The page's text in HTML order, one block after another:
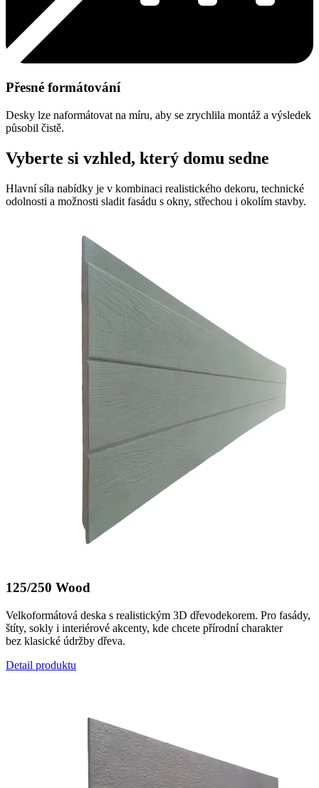
Přesné formátování
Desky lze naformátovat na míru, aby se zrychlila montáž a výsledek
působil čistě.
Vyberte si vzhled, který domu sedne
Hlavní síla nabídky je v kombinaci realistického dekoru, technické
odolnosti a možnosti sladit fasádu s okny, střechou i okolím stavby.
125/250 Wood
Velkoformátová deska s realistickým 3D dřevodekorem. Pro fasády,
štíty, sokly i interiérové akcenty, kde chcete přírodní charakter
bez klasické údržby dřeva.
Detail produktu